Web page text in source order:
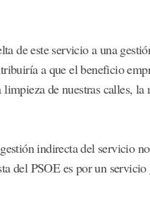
de este servicio a una
a que el beneficio
de nuestras calles,
indirecta del servicio
del PSOE es por un